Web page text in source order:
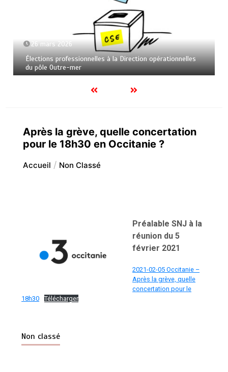
26 mars 2026
Élections professionnelles à la Direction opérationnelles
du pôle Outre-mer
Après la grève, quelle concertation
pour le 18h30 en Occitanie ?
Accueil Non Classé
Préalable SNJ à la
réunion du 5
février 2021
2021-02-05 Occitanie –
Après la grève, quelle
concertation pour le
18h30
Télécharger
Non classé